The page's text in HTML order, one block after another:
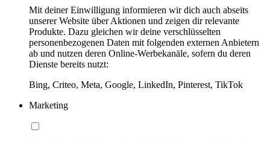
Mit deiner Einwilligung informieren wir dich auch abseits
unserer Website über Aktionen und zeigen dir relevante
Produkte. Dazu gleichen wir deine verschlüsselten
personenbezogenen Daten mit folgenden externen Anbietern
ab und nutzen deren Online-Werbekanäle, sofern du deren
Dienste bereits nutzt:
Bing, Criteo, Meta, Google, LinkedIn, Pinterest, TikTok
Marketing